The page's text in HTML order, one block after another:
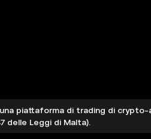
piattaforma di trading di
delle Leggi di Malta).